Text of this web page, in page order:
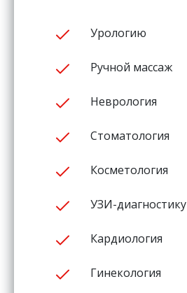
Урологию
Ручной массаж
Неврология
Стоматология
Косметология
УЗИ-диагностику
Кардиология
Гинекология